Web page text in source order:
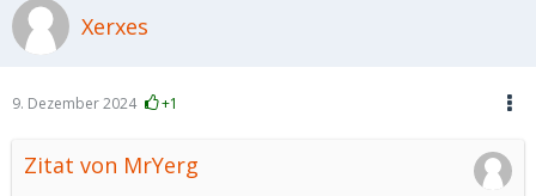
Xerxes
9. Dezember 2024 +1
Zitat von MrYerg